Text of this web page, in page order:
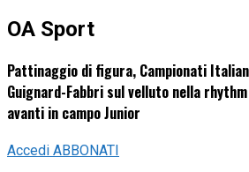
OA Sport
Pattinaggio di figura, Campionati
Guignard-Fabbri sul velluto nella
avanti in campo Junior
Accedi ABBONATI